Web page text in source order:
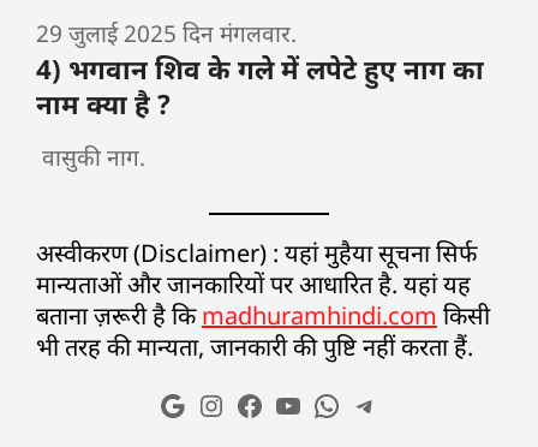
29 जुलाई 2025 दिन मंगलवार.
4) भगवान शिव के गले में लपेटे हुए नाग का
नाम क्या है ?
वासुकी नाग.
अस्वीकरण (Disclaimer) : यहां मुहैया सूचना सिर्फ
मान्यताओं और जानकारियों पर आधारित है. यहां यह
बताना ज़रूरी है किmadhuramhindi.com किसी
भी तरह की मान्यता, जानकारी की पुष्टि नहीं करता हैं.